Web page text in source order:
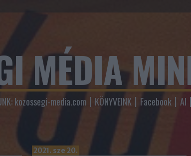
MÉDIA
kozossegi-media.com KÖNYVEINK Facebook AI
2021. sze 20.